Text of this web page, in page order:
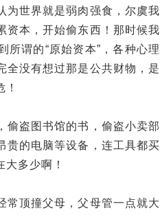
为世界就是弱肉强食，尔虞我
资本，开始偷东西！那时候我
所谓的“原始资本”，各种心理
全没有想过那是公共财物，是
偷盗图书馆的书，偷盗小卖部
贵的电脑等设备，连工具都买
多少啊！
常顶撞父母，父母管一点就大